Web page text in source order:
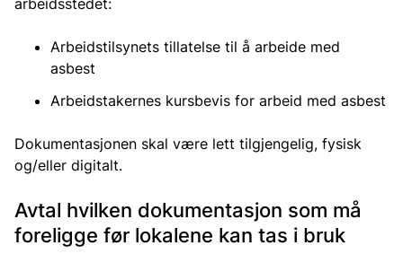
arbeidsstedet:
Arbeidstilsynets tillatelse til å arbeide med
asbest
Arbeidstakernes kursbevis for arbeid med asbest
Dokumentasjonen skal være lett tilgjengelig, fysisk
og/eller digitalt.
Avtal hvilken dokumentasjon som må
foreligge før lokalene kan tas i bruk